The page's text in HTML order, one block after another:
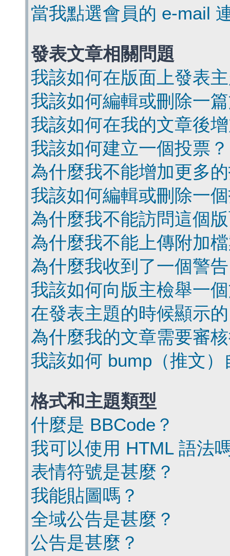
當我點選會員的 e-mail
發表文章相關問題
我該如何在版面上發表
我該如何編輯或刪除一
我該如何在我的文章後
我該如何建立一個投票？
為什麼我不能增加更多
我該如何編輯或刪除一
為什麼我不能訪問這個
為什麼我不能上傳附加
為什麼我收到了一個警
我該如何向版主檢舉一
在發表主題的時候顯示
為什麼我的文章需要審
我該如何 bump（推文
格式和主題類型
什麼是 BBCode？
我可以使用 HTML 語法
表情符號是甚麼？
我能貼圖嗎？
全域公告是甚麼？
公告是甚麼？